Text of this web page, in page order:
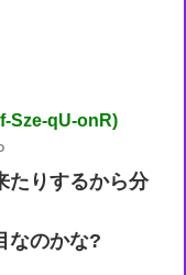
Sze-qU-onR)
たりするから分
なのかな?